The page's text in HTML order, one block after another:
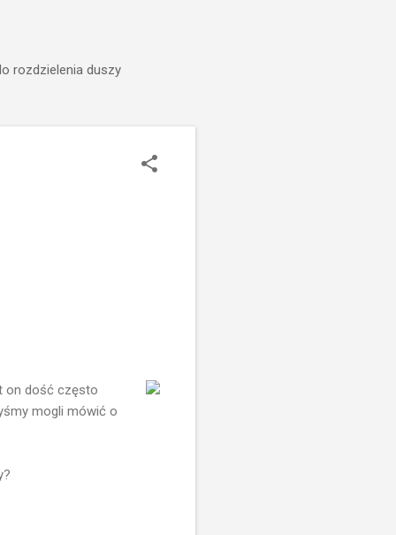
rozdzielenia duszy
on dość często
mogli mówić o